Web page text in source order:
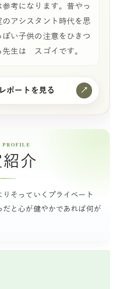
考になります。昔やっ
アシスタント時代を思
い子供の注意をひきつ
先生は スゴイです。
ポートを見る ↗
介
そっていくプライベート
と心が健やかであれば何が